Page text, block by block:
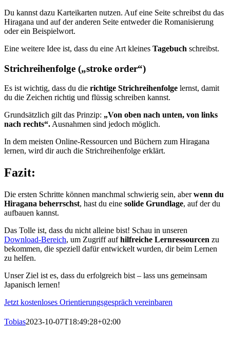
Du kannst dazu Karteikarten nutzen. Auf eine Seite schreibst du das
Hiragana und auf der anderen Seite entweder die Romanisierung
oder ein Beispielwort.
Eine weitere Idee ist, dass du eine Art kleines Tagebuch schreibst.
Strichreihenfolge („stroke order“)
Es ist wichtig, dass du die richtige Strichreihenfolge lernst, damit
du die Zeichen richtig und flüssig schreiben kannst.
Grundsätzlich gilt das Prinzip: „Von oben nach unten, von links
nach rechts“. Ausnahmen sind jedoch möglich.
In dem meisten Online-Ressourcen und Büchern zum Hiragana
lernen, wird dir auch die Strichreihenfolge erklärt.
Fazit:
Die ersten Schritte können manchmal schwierig sein, aberwenn du
Hiragana beherrschst, hast du eine solide Grundlage, auf der du
aufbauen kannst.
Das Tolle ist, dass du nicht alleine bist! Schau in unseren
Download-Bereich, um Zugriff aufhilfreiche Lernressourcen zu
bekommen, die speziell dafür entwickelt wurden, dir beim Lernen
zu helfen.
Unser Ziel ist es, dass du erfolgreich bist – lass uns gemeinsam
Japanisch lernen!
Jetzt kostenloses Orientierungsgespräch vereinbaren
Tobias2023-10-07T18:49:28+02:00